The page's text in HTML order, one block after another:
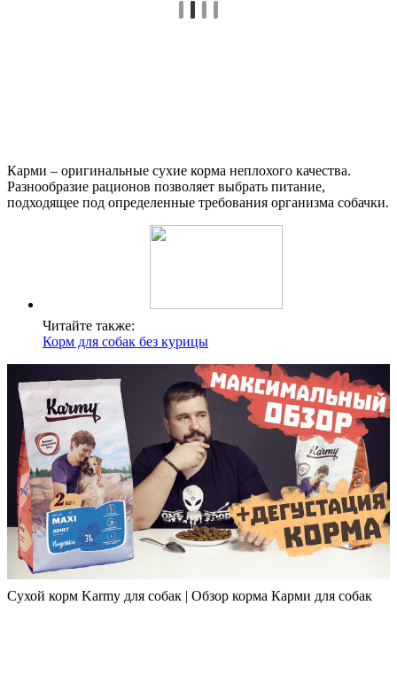
Карми – оригинальные сухие корма неплохого качества.
Разнообразие рационов позволяет выбрать питание,
подходящее под определенные требования организма собачки.
Читайте также:
Корм для собак без курицы
Сухой корм Karmy для собак | Обзор корма Карми для собак